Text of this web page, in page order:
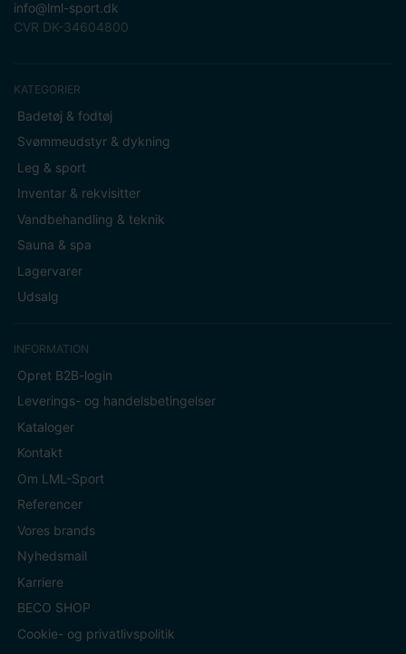
info@lml-sport.dk
CVR DK-34604800
KATEGORIER
Badetøj & fodtøj
Svømmeudstyr & dykning
Leg & sport
Inventar & rekvisitter
Vandbehandling & teknik
Sauna & spa
Lagervarer
Udsalg
INFORMATION
Opret B2B-login
Leverings- og handelsbetingelser
Kataloger
Kontakt
Om LML-Sport
Referencer
Vores brands
Nyhedsmail
Karriere
BECO SHOP
Cookie- og privatlivspolitik